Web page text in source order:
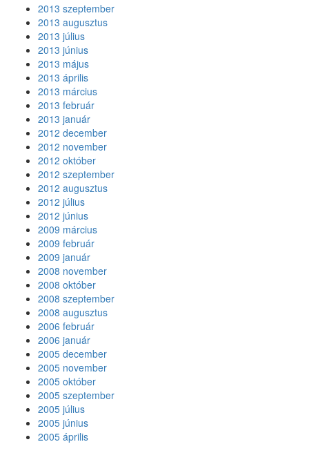
2013 szeptember
2013 augusztus
2013 július
2013 június
2013 május
2013 április
2013 március
2013 február
2013 január
2012 december
2012 november
2012 október
2012 szeptember
2012 augusztus
2012 július
2012 június
2009 március
2009 február
2009 január
2008 november
2008 október
2008 szeptember
2008 augusztus
2006 február
2006 január
2005 december
2005 november
2005 október
2005 szeptember
2005 július
2005 június
2005 április